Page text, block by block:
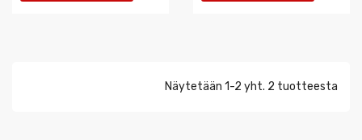
Näytetään 1-2 yht. 2 tuotteesta